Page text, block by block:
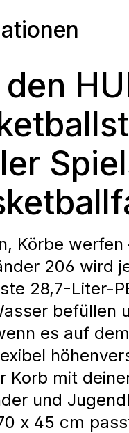
Körbe werfen
206 wird
28,7-Liter-
befüllen
es auf
Korb mit
und
x 45 cm